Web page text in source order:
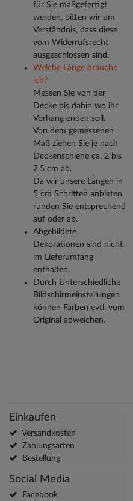
für Sie maßgefertigt
werden, bitten wir um
Verständnis, dass diese
vom Widerrufsrecht
ausgeschlossen sind.
Welche Länge brauche
ich?
Messen Sie von der
Decke bis dahin wo ihr
Vorhang enden soll.
Von dem gemessenen
Maß ziehen Sie je nach
Deckenschiene ca. 2 bis
2,5 cm ab.
Da wir unsere Längen in
5 cm Schritten anbieten
runden Sie entsprechend
auf oder ab.
Abgebildete
Dekorationen sind nicht
im Lieferumfang
enthalten.
Durch Unterschiedliche
Bildschirmeinstellungen
können Farben evtl. vom
Original abweichen.
Einkaufen
Versandkosten
Zahlungsarten
Bestellung
Social Media
Facebook